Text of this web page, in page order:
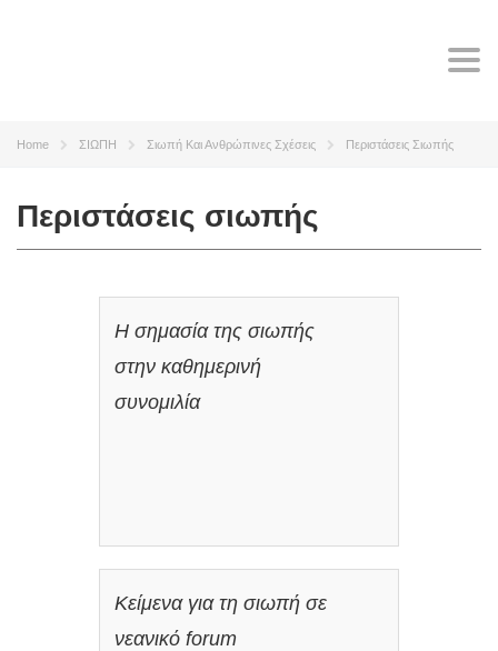
Home ΣΙΩΠΗ Σιωπή Και Ανθρώπινες Σχέσεις Περιστάσεις Σιωπής
Περιστάσεις σιωπής
Η σημασία της σιωπής
στην καθημερινή
συνομιλία
Κείμενα για τη σιωπή σε
νεανικό forum